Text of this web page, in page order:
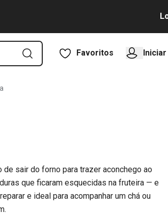
Favoritos
de sair do forno para trazer aconchego ao
que ficaram esquecidas na fruteira — e
e ideal para acompanhar um chá ou